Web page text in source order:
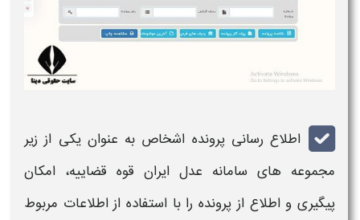
اطلاع رسانیپرونده اشخاص به عنوان یکی از زیر
مجموعه های سامانه عدل ایران قوه قضاییه، امکان
پیگیری و اطلاع از پرونده را با استفاده از اطلاعات مربوط